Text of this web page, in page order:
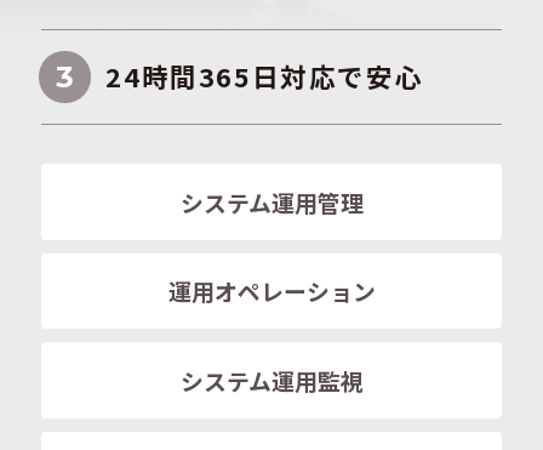
3 24時間365日対応で安心
システム運用管理
運用オペレーション
システム運用監視